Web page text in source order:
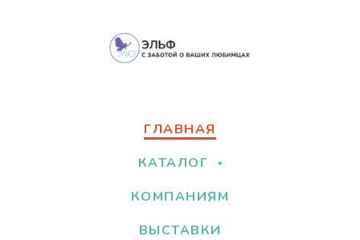
ГЛАВНАЯ
КАТАЛОГ
КОМПАНИЯМ
ВЫСТАВКИ